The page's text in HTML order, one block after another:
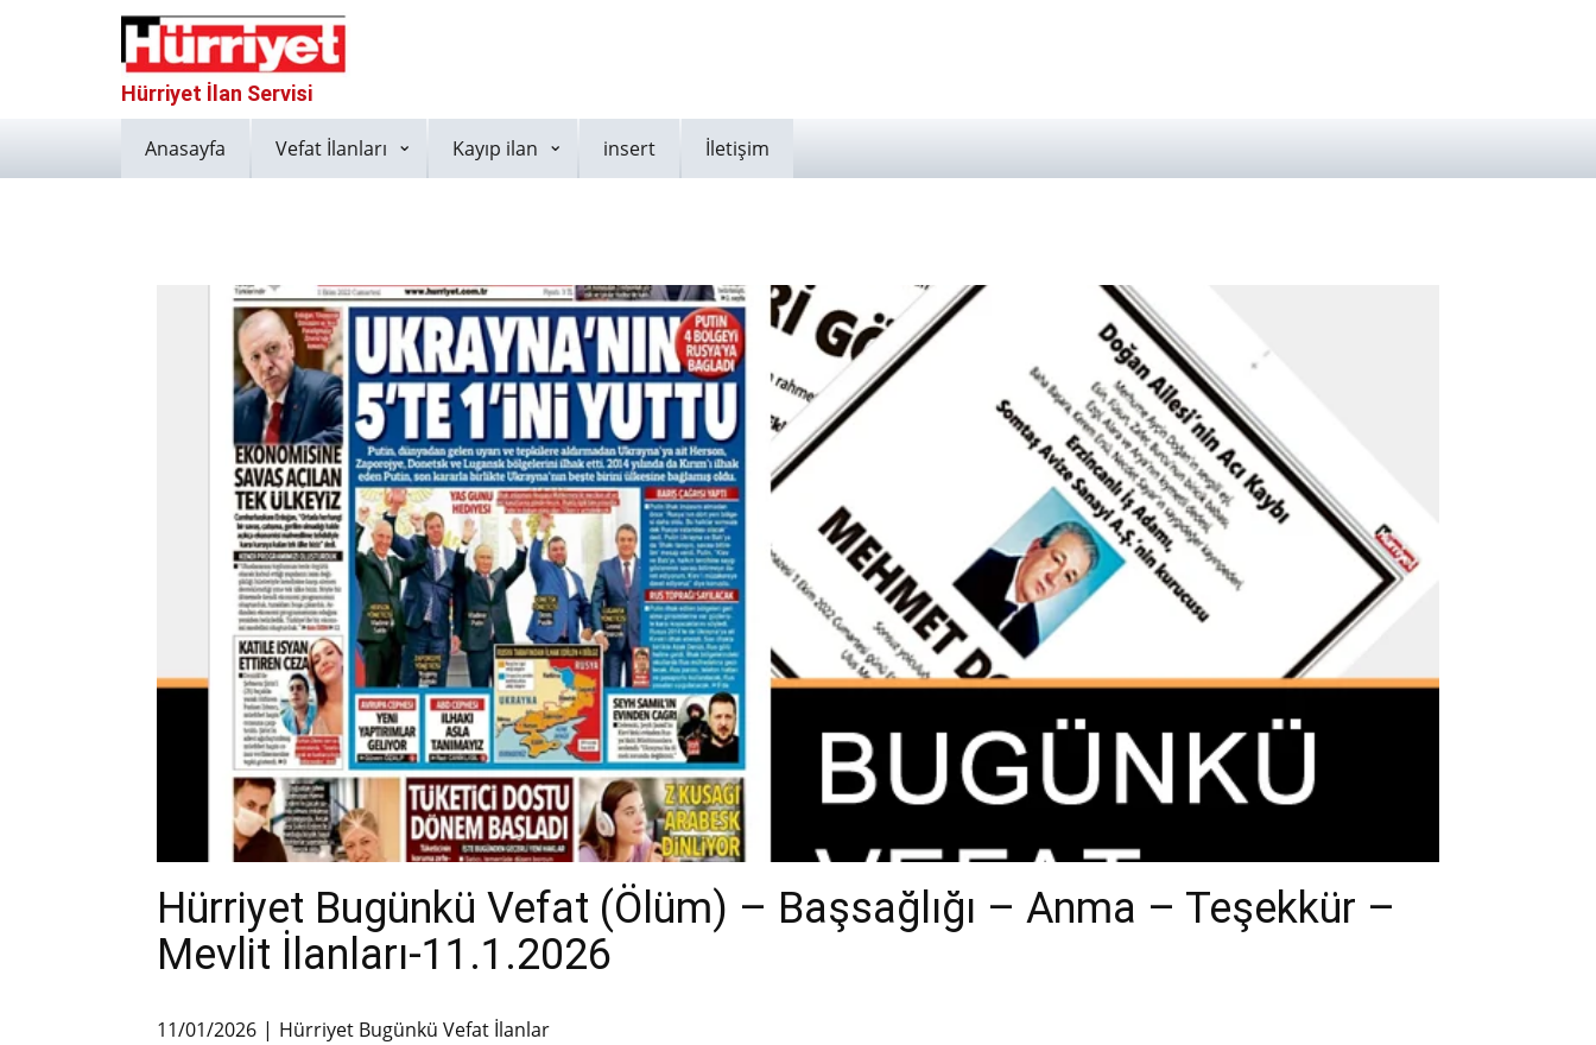
Hürriyet İlan Servisi
Anasayfa Vefat İlanları Kayıp ilan insert İletişim
Hürriyet Bugünkü Vefat (Ölüm) – Başsağlığı – Anma – Teşekkür –
Mevlit İlanları-11.1.2026
11/01/2026 Hürriyet Bugünkü Vefat İlanlar